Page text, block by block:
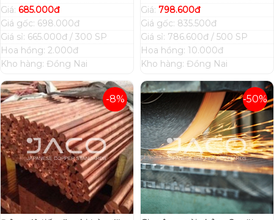
Giá: 685.000đ
Giá gốc: 698.000đ
Giá sỉ: 665.000đ / 300 SP
Hoa hồng: 2.000đ
Kho hàng: Đồng Nai
Giá: 798.600đ
Giá gốc: 835.500đ
Giá sỉ: 786.600đ / 500 SP
Hoa hồng: 10.000đ
Kho hàng: Đồng Nai
-8% -50%